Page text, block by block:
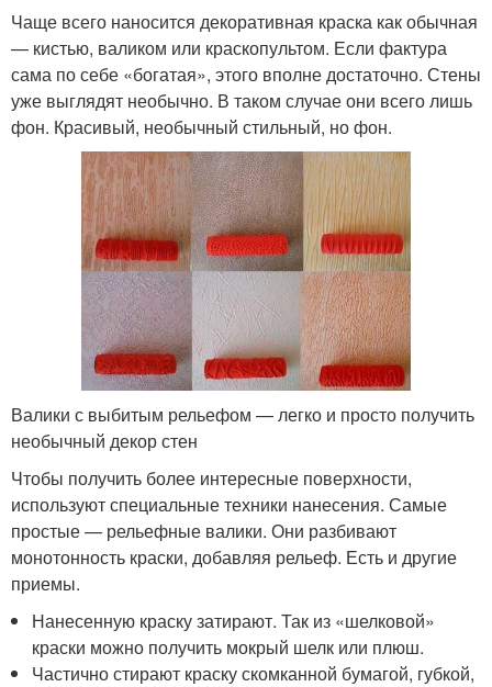
Чаще всего наносится декоративная краска как обычная
— кистью, валиком или краскопультом. Если фактура
сама по себе «богатая», этого вполне достаточно. Стены
уже выглядят необычно. В таком случае они всего лишь
фон. Красивый, необычный стильный, но фон.
Валики с выбитым рельефом — легко и просто получить
необычный декор стен
Чтобы получить более интересные поверхности,
используют специальные техники нанесения. Самые
простые — рельефные валики. Они разбивают
монотонность краски, добавляя рельеф. Есть и другие
приемы.
Нанесенную краску затирают. Так из «шелковой»
краски можно получить мокрый шелк или плюш.
Частично стирают краску скомканной бумагой, губкой,